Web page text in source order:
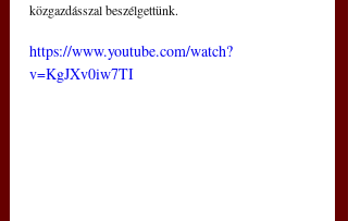
közgazdásszal beszélgettünk.
https://www.youtube.com/watch?
v=KgJXv0iw7TI